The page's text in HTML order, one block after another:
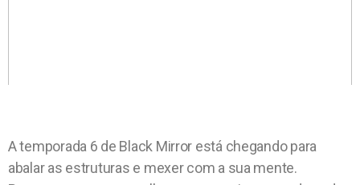
A temporada 6 de Black Mirror está chegando para
abalar as estruturas e mexer com a sua mente.